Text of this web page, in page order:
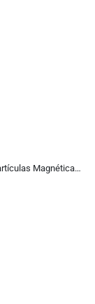
14A Redi-Bath Concentrado de Partículas Magnéticas Fluorescentes Base Agua